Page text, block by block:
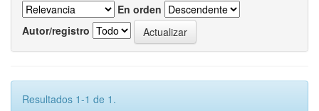
En orden
Autor/registro
Resultados 1-1 de 1.